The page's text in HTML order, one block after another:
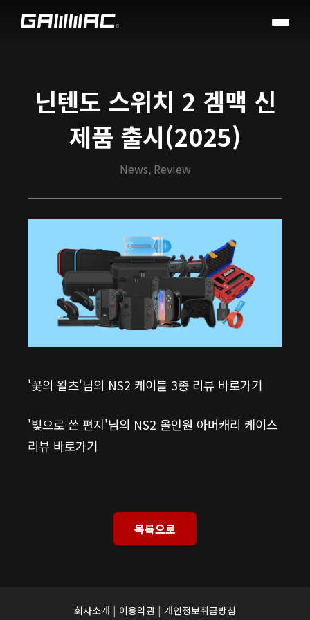
닌텐도 스위치 2 겜맥 신
제품 출시(2025)
News, Review
'꽃의 왈츠'님의 NS2 케이블 3종 리뷰 바로가기
'빛으로 쓴 편지'님의 NS2 올인원 아머캐리 케이스
리뷰 바로가기
목록으로
회사소개 | 이용약관 | 개인정보취급방침